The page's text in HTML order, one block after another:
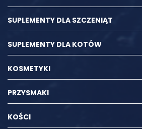
SUPLEMENTY DLA SZCZENIĄT
SUPLEMENTY DLA KOTÓW
KOSMETYKI
PRZYSMAKI
KOŚCI